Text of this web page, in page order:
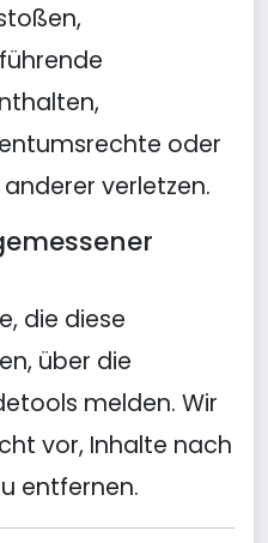
oder
verletzen.
die diese
über die
melden. Wir
vor, Inhalte nach
entfernen.